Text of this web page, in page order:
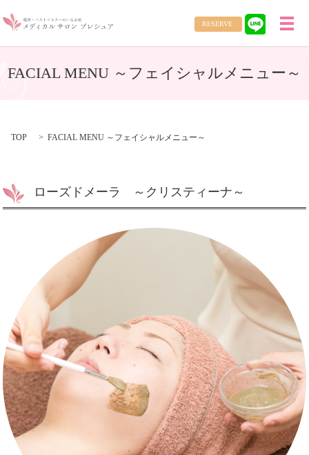
RESERVE メ
FACIAL MENU ～フェイシャルメニュー～
TOP FACIAL MENU ～フェイシャルメニュー～
ローズドメーラ ～クリスティーナ～